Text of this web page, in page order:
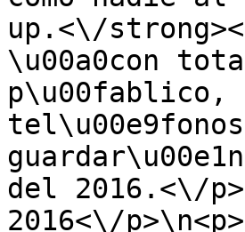
up.<\/
\u00a0con
p\u00fablico,
del 2016.<\/
2016<\/